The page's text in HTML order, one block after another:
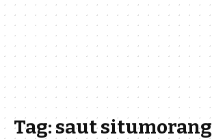
Tag:saut situmorang